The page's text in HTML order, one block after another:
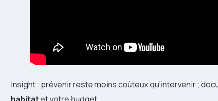
Insight : prévenir reste moins coûteux qu’intervenir ;